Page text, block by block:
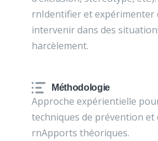
rnIdentifier et expérimenter
intervenir dans des
harcèlement.
Méthodologie
Approche expérientielle
techniques de prévention et
rnApports théoriques.